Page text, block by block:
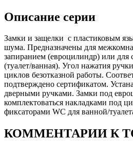
Описание серии
Замки и защелки с пластиковым
шума. Предназначены для
запиранием (евроцилиндр) или для
(туалет/ванная). Угол нажатия
циклов безотказной работы.
подтверждено сертификатом.
дверными ручками. Замки под
комплектоваться накладками под
фиксаторами WC для ванной/
КОММЕНТАРИИ К